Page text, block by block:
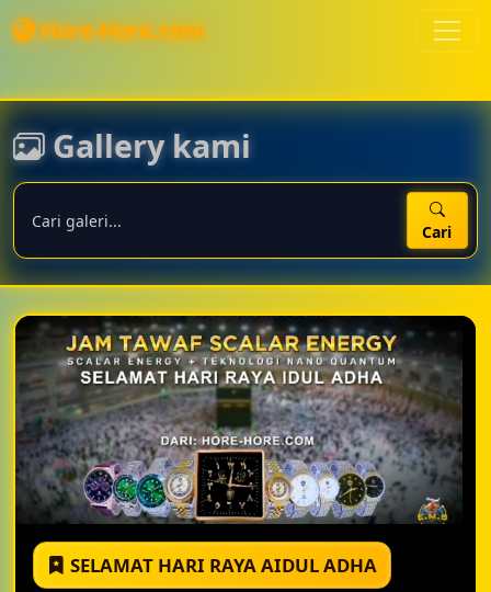
Hore-Hore.com
Gallery kami
Cari
SELAMAT HARI RAYA AIDUL ADHA